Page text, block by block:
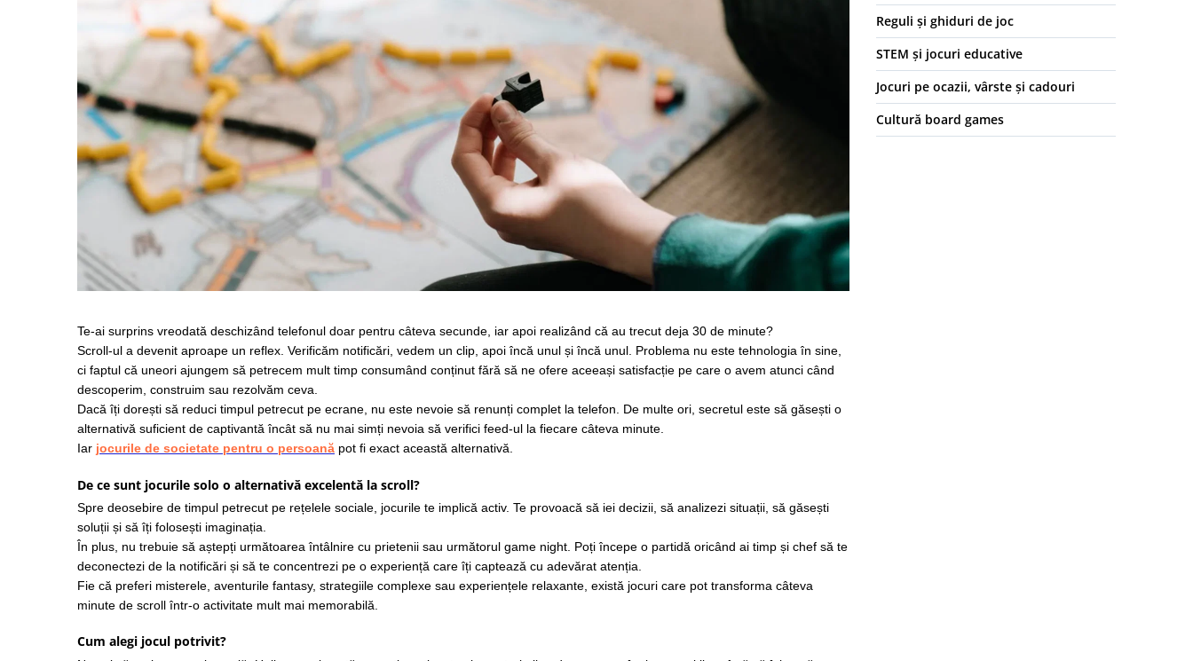
Jocuri pentru 2 persoane
Carcassonne
Jocuri cooperative
Jocuri de masa
Jocuri de societate in limba
Vezi toate jocurile de societate
Te-ai surprins vreodată deschizând telefonul doar pentru câteva secunde, iar apoi realizând că au trecut deja 30 de minute?
Scroll-ul a devenit aproape un reflex. Verificăm notificări, vedem un clip, apoi încă unul și încă unul. Problema nu este tehnologia în sine,
ci faptul că uneori ajungem să petrecem mult timp consumând conținut fără să ne ofere aceeași satisfacție pe care o avem atunci când
descoperim, construim sau rezolvăm ceva.
Dacă îți dorești să reduci timpul petrecut pe ecrane, nu este nevoie să renunți complet la telefon. De multe ori, secretul este să găsești o
alternativă suficient de captivantă încât să nu mai simți nevoia să verifici feed-ul la fiecare câteva minute.
Iar jocurile de societate pentru o persoană pot fi exact această alternativă.
De ce sunt jocurile solo o alternativă excelentă la scroll?
Spre deosebire de timpul petrecut pe rețelele sociale, jocurile te implică activ. Te provoacă să iei decizii, să analizezi situații, să găsești
soluții și să îți folosești imaginația.
În plus, nu trebuie să aștepți următoarea întâlnire cu prietenii sau următorul game night. Poți începe o partidă oricând ai timp și chef să te
deconectezi de la notificări și să te concentrezi pe o experiență care îți captează cu adevărat atenția.
Fie că preferi misterele, aventurile fantasy, strategiile complexe sau experiențele relaxante, există jocuri care pot transforma câteva
minute de scroll într-o activitate mult mai memorabilă.
Cum alegi jocul potrivit?
Reguli și ghiduri de joc
STEM și jocuri educative
Jocuri pe ocazii, vârste și cadouri
Cultură board games